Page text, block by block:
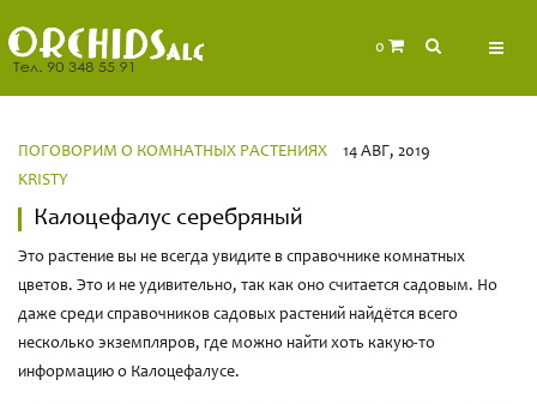
0
ПОГОВОРИМ О КОМНАТНЫХ РАСТЕНИЯХ
14 АВГ, 2019
KRISTY
Калоцефалус серебряный
Это растение вы не всегда увидите в справочнике комнатных
цветов. Это и не удивительно, так как оно считается садовым. Но
даже среди справочников садовых растений найдётся всего
несколько экземпляров, где можно найти хоть какую-то
информацию о Калоцефалусе.